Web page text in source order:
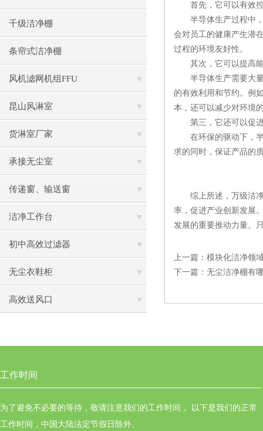
千级洁净棚
条帘式洁净棚
风机滤网机组FFU
昆山风淋室
货淋室厂家
承接无尘室
传递窗、输送窗
洁净工作台
初中高效过滤器
无尘衣鞋柜
高效送风口
首先，它可以有效控
半导体生产过程中，
会对员工的健康产生潜
过程的环境友好性。
其次，它可以提高能
半导体生产需要大量
的有效利用和节约。例
本，还可以减少对环境
第三，它还可以促进
在环保的驱动下，半
求的同时，保证产品的
综上所述，万级洁净
率，促进产业创新发展
发展的重要推动力量。
上一篇： 模块化洁净领
下一篇： 无尘洁净棚有
工作时间
为了避免不必要的等待，敬请注意我们的工作时间 。以下是我们的正常
工作时间，中国大陆法定节假日除外。